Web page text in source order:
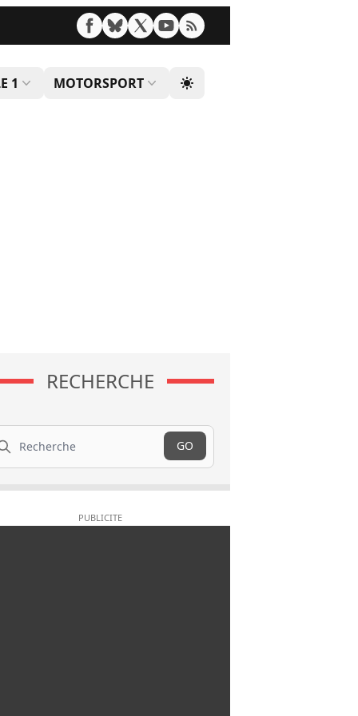
1 MOTORSPORT
RECHERCHE
GO